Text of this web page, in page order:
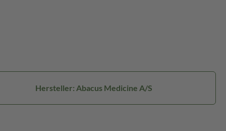
Hersteller: Abacus Medicine A/S